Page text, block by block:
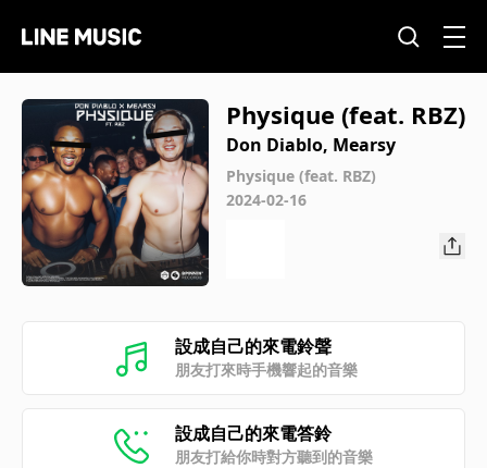
Physique (feat. RBZ)
Don Diablo, Mearsy
Physique (feat. RBZ)
2024-02-16
設成自己的來電鈴聲
朋友打來時手機響起的音樂
設成自己的來電答鈴
朋友打給你時對方聽到的音樂